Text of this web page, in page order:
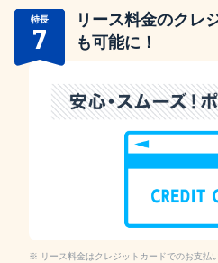
特長
7
リース料金のクレ
も可能に！
リース料金はクレジットカードでのお支払